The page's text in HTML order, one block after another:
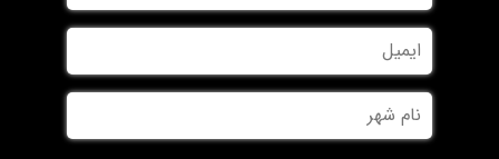
ایمیل
نام
شهر *